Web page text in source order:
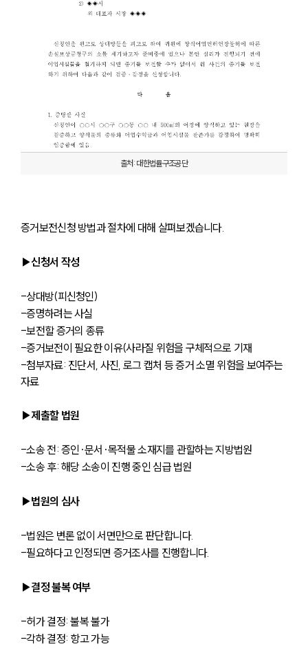
출처: 대한법률구조공단
증거보전신청 방법과 절차에 대해 살펴보겠습니다.
▶신청서 작성
-상대방(피신청인)
-증명하려는 사실
-보전할 증거의 종류
-증거보전이 필요한 이유(사라질 위험을 구체적으로 기재
-첨부자료: 진단서, 사진, 로그 캡처 등 증거 소멸 위험을 보여주는
자료
▶제출할 법원
-소송 전: 증인·문서·목적물 소재지를 관할하는 지방법원
-소송 후: 해당 소송이 진행 중인 심급 법원
▶법원의 심사
-법원은 변론 없이 서면만으로 판단합니다.
-필요하다고 인정되면 증거조사를 진행합니다.
▶결정 불복 여부
-허가 결정: 불복 불가
-각하 결정: 항고 가능